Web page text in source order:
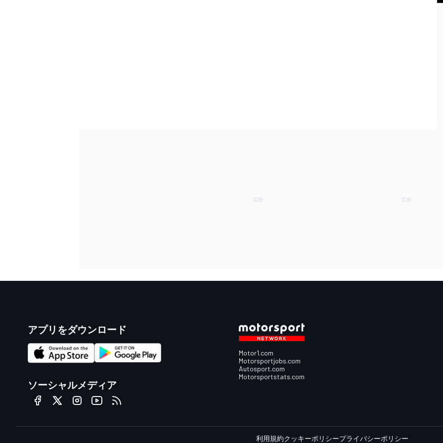
アプリをダウンロード
ソーシャルメディア
Motor1.com
Motorsportjobs.com
Autosport.com
Motorsportstats.com
利用規約クッキーポリシープライバシーポリシー